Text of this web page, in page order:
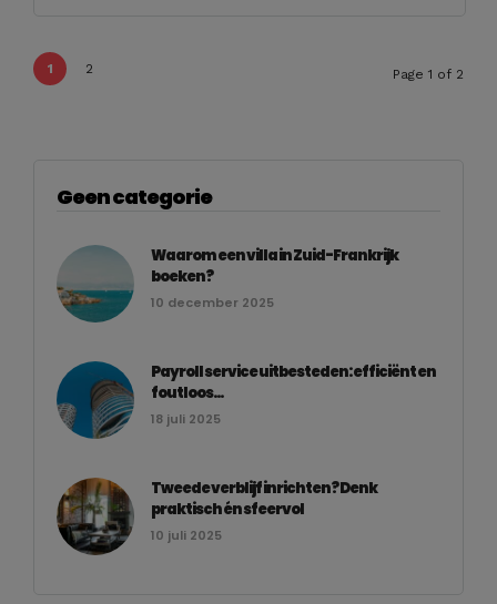
1 2 Page 1 of 2
Geen categorie
Waarom een villa in Zuid-Frankrijk
boeken?
10 december 2025
Payroll service uitbesteden: efficiënt en
foutloos...
18 juli 2025
Tweede verblijf inrichten? Denk
praktisch én sfeervol
10 juli 2025